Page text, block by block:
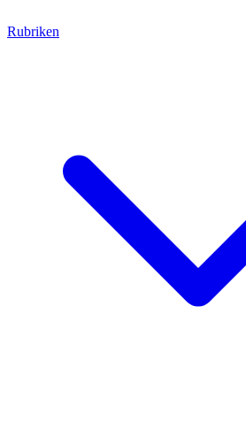
Rubriken